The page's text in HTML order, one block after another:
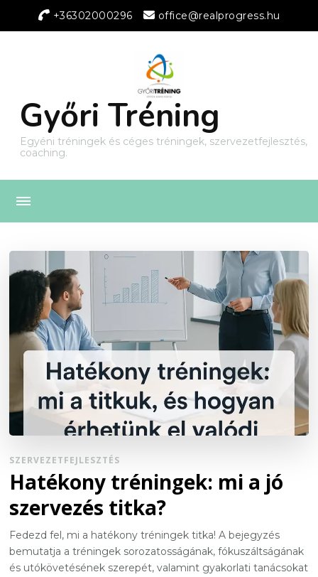
+36302000296 office@realprogress.hu
Győri Tréning
Egyéni tréningek és céges tréningek, szervezetfejlesztés,
coaching.
SZERVEZETFEJLESZTÉS
Hatékony tréningek: mi a jó
szervezés titka?
Fedezd fel, mi a hatékony tréningek titka! A bejegyzés
bemutatja a tréningek sorozatosságának, fókuszáltságának
és utókövetésének szerepét, valamint gyakorlati tanácsokat